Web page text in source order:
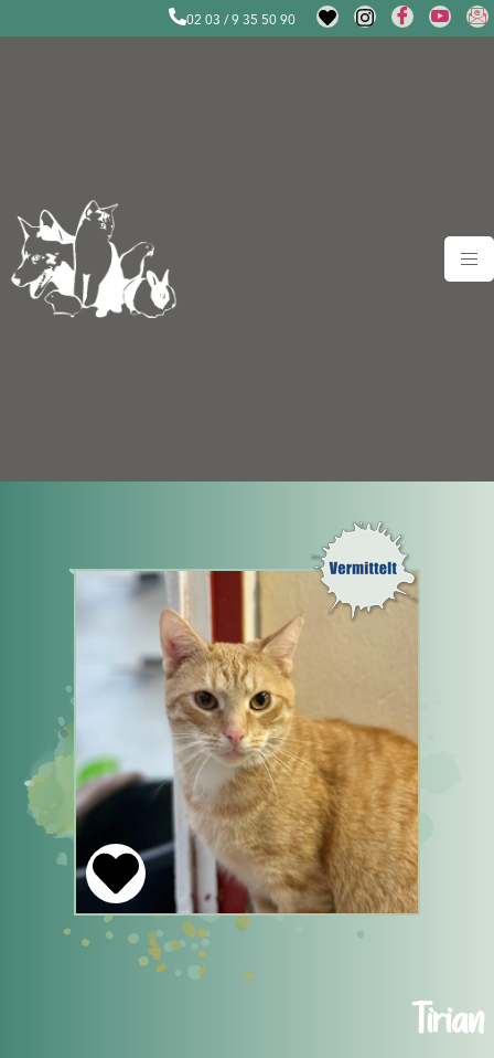
02 03 / 9 35 50 90
Tirian